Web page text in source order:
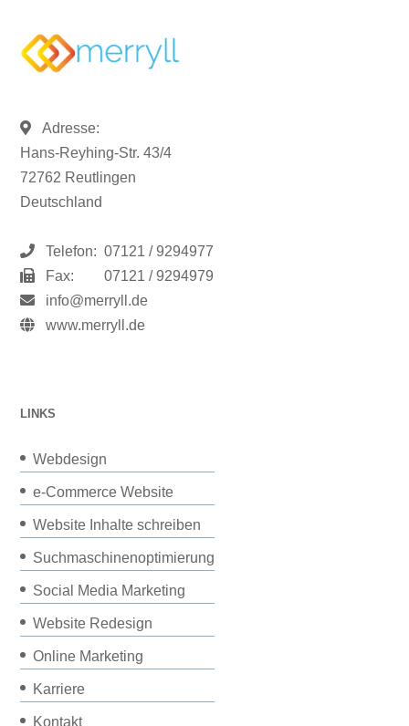
Adresse:
Hans-Reyhing-Str. 43/4
72762 Reutlingen
Deutschland
Telefon: 07121 / 9294977
Fax:
07121 / 9294979
info@merryll.de
www.merryll.de
LINKS
Webdesign
e-Commerce Website
Website Inhalte schreiben
Suchmaschinenoptimierung
Social Media Marketing
Website Redesign
Online Marketing
Karriere
Kontakt